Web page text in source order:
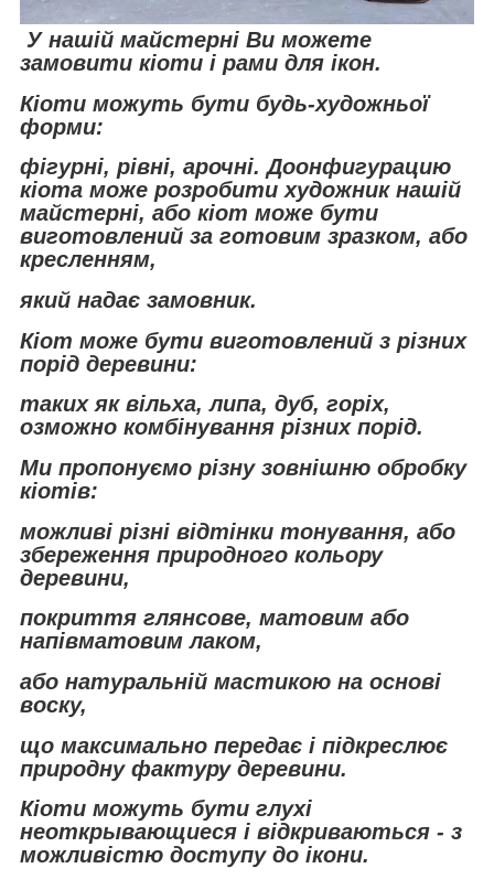
У нашій майстерні Ви можете
замовити кіоти і рами для ікон.
Кіоти можуть бути будь-художньої
форми:
фігурні, рівні, арочні. Доонфигурацию
кіота може розробити художник нашій
майстерні, або кіот може бути
виготовлений за готовим зразком, або
кресленням,
який надає замовник.
Кіот може бути виготовлений з різних
порід деревини:
таких як вільха, липа, дуб, горіх,
озможно комбінування різних порід.
Ми пропонуємо різну зовнішню обробку
кіотів:
можливі різні відтінки тонування, або
збереження природного кольору
деревини,
покриття глянсове, матовим або
напівматовим лаком,
або натуральній мастикою на основі
воску,
що максимально передає і підкреслює
природну фактуру деревини.
Кіоти можуть бути глухі
неоткрывающиеся і відкриваються - з
можливістю доступу до ікони.